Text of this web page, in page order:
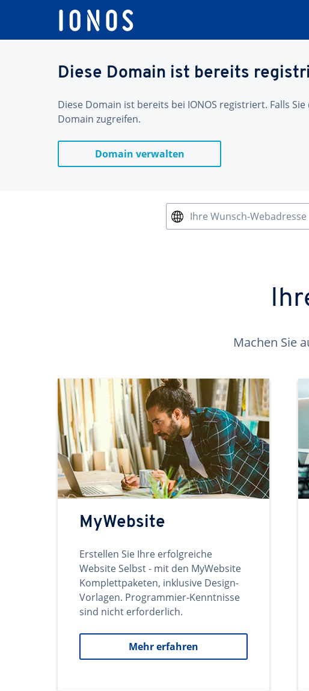
Diese Domain ist bereits
Diese Domain ist bereits bei IONOS registriert. Falls
Domain zugreifen.
Domain verwalten
Ihre Wunsch-Webadresse
Machen Sie
MyWebsite
Erstellen Sie Ihre erfolgreiche
Website Selbst - mit den MyWebsite
Komplettpaketen, inklusive Design-
Vorlagen. Programmier-Kenntnisse
sind nicht erforderlich.
Mehr erfahren